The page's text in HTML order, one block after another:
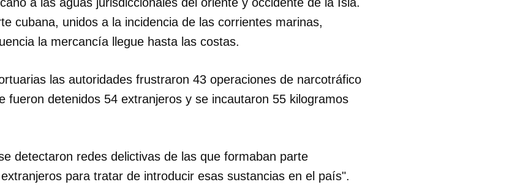
INICIAR SESIÓN CANCELAR
cubana, unidos a la incidencia de las corrientes marinas,
la mercancía llegue hasta las costas.
las autoridades frustraron 43 operaciones de narcotráfico
fueron detenidos 54 extranjeros y se incautaron 55 kilogramos
detectaron redes delictivas de las que formaban parte
para tratar de introducir esas sustancias en el país".